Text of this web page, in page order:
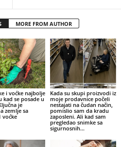
MORE FROM AUTHOR
i voćke najbolje
kad se posade u
je
zemlje sa
voćke
Kada su skupi proizvodi iz
moje prodavnice počeli
nestajati na čudan način,
pomislio sam da kradu
zaposleni. Ali kad sam
pregledao snimke sa
sigurnosnih...